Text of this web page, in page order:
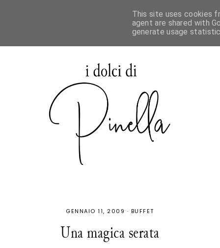
GENNAIO 11, 2009 · BUFFET
Una magica serata
This site uses cookies
agent are shared with
generate usage